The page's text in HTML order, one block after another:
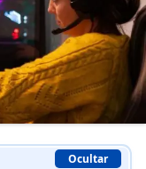
Ocultar